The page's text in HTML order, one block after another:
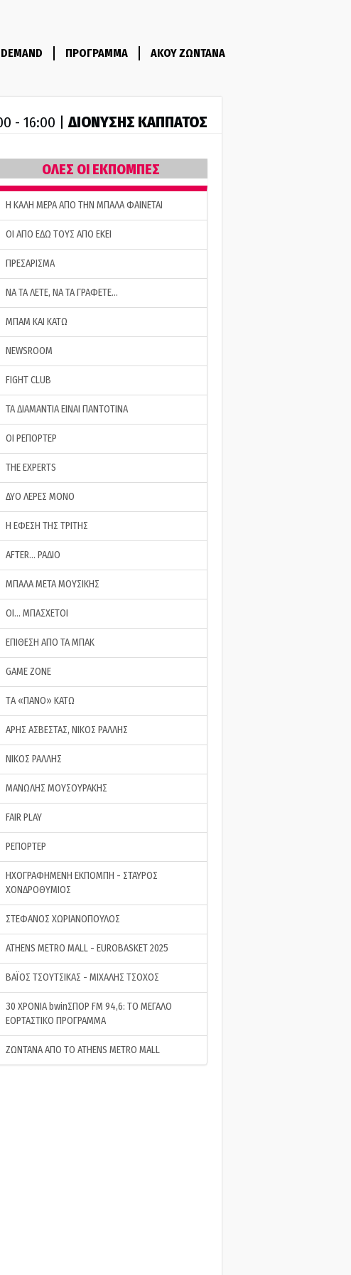
ΠΡΟΓΡΑΜΜΑ ΑΚΟΥ ΖΩΝΤΑΝΑ
- 16:00 |ΔΙΟΝΥΣΗΣ ΚΑΠΠΑΤΟΣ
ΟΛΕΣ ΟΙ ΕΚΠΟΜΠΕΣ
H ΚΑΛΗ ΜΕΡΑ ΑΠΟ ΤΗΝ ΜΠΑΛΑ ΦΑΙΝΕΤΑΙ
ΟΙ ΑΠΟ ΕΔΩ ΤΟΥΣ ΑΠΟ ΕΚΕΙ
ΠΡΕΣΑΡΙΣΜΑ
ΝΑ ΤΑ ΛΕΤΕ, ΝΑ ΤΑ ΓΡΑΦΕΤΕ…
ΜΠΑΜ ΚΑΙ ΚΑΤΩ
NEWSROOM
FIGHT CLUB
ΤΑ ΔΙΑΜΑΝΤΙΑ ΕΙΝΑΙ ΠΑΝΤΟΤΙΝΑ
ΟΙ ΡΕΠΟΡΤΕΡ
THE EXPERTS
ΔΥΟ ΛΕΡΕΣ ΜΟΝΟ
Η ΕΦΕΣΗ ΤΗΣ ΤΡΙΤΗΣ
AFTER… ΡΑΔΙΟ
ΜΠΑΛΑ ΜΕΤΑ ΜΟΥΣΙΚΗΣ
ΟΙ… ΜΠΑΣΧΕΤΟΙ
ΕΠΙΘΕΣΗ ΑΠΟ ΤΑ ΜΠΑΚ
GAME ZONE
ΤA «ΠΑΝΟ» ΚΑΤΩ
ΑΡΗΣ ΑΣΒΕΣΤΑΣ, ΝΙΚΟΣ ΡΑΛΛΗΣ
ΝΙΚΟΣ ΡΑΛΛΗΣ
ΜΑΝΩΛΗΣ ΜΟΥΣΟΥΡΑΚΗΣ
FAIR PLAY
ΡΕΠΟΡΤΕΡ
ΗΧΟΓΡΑΦΗΜΕΝΗ ΕΚΠΟΜΠΗ - ΣΤΑΥΡΟΣ
ΧΟΝΔΡΟΘΥΜΙΟΣ
ΣΤΕΦΑΝΟΣ ΧΩΡΙΑΝΟΠΟΥΛΟΣ
ATHENS METRO MALL - EUROBASKET 2025
ΒΑΪΟΣ ΤΣΟΥΤΣΙΚΑΣ - ΜΙΧΑΛΗΣ ΤΣΟΧΟΣ
30 ΧΡΟΝΙΑ bwinΣΠΟΡ FM 94,6: ΤΟ ΜΕΓΑΛΟ
ΕΟΡΤΑΣΤΙΚΟ ΠΡΟΓΡΑΜΜΑ
ΖΩΝΤΑΝΑ ΑΠΟ ΤΟ ATHENS METRO MALL